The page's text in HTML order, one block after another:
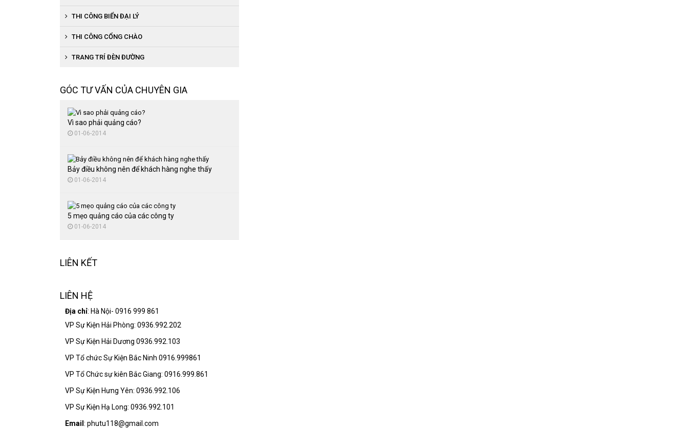
THI CÔNG BIỂN ĐẠI LÝ
Thi công biển bạt đại lý
Thi công biển chữ nổi đại lý
THI CÔNG CỔNG CHÀO
TRANG TRÍ ĐÈN ĐƯỜNG
GÓC TƯ VẤN CỦA CHUYÊN GIA
Vì sao phải quảng cáo?
01-06-2014
Bảy điều không nên để khách hàng nghe thấy
01-06-2014
5 mẹo quảng cáo của các công ty
01-06-2014
LIÊN KẾT
LIÊN HỆ
Địa chỉ: Hà Nội- 0916 999 861
VP Sự Kiện Hải Phòng: 0936.992.202
VP Sự Kiện Hải Dương 0936.992.103
VP Tổ chức Sự Kiện Bắc Ninh 0916.999861
VP Tổ Chức sự kiên Bắc Giang: 0916.999.861
VP Sự Kiện Hưng Yên: 0936.992.106
VP Sự Kiện Hạ Long: 0936.992.101
Email : phutu118@gmail.com